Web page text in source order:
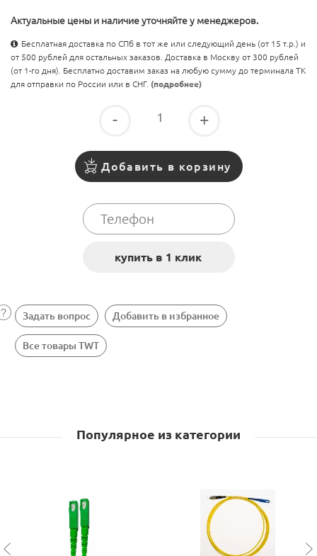
Актуальные цены и наличие уточняйте у менеджеров.
Бесплатная доставка по СПб в тот же или следующий день (от 15 т.р.) и
от 500 рублей для остальных заказов. Доставка в Москву от 300 рублей
(от 1-го дня). Бесплатно доставим заказ на любую сумму до терминала ТК
для отправки по России или в СНГ. (подробнее)
- +
Добавить в корзину
Задать вопрос Добавить в избранное
Все товары TWT
Популярное из категории